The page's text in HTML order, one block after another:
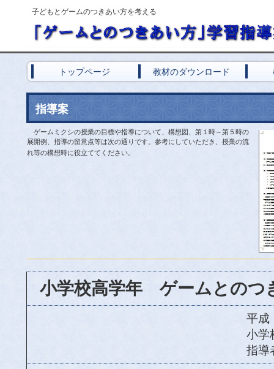
子どもとゲームのつきあい方を考える
指導案
ゲームミクシの授業の目標や指導について、構想図、第１時～第５時の
展開例、指導の留意点等は次の通りです。参考にしていただき、授業の流
れ等の構想時に役立ててください。
小学校高学年 ゲームとのつ
平
小
トップページ 教材のダウンロード